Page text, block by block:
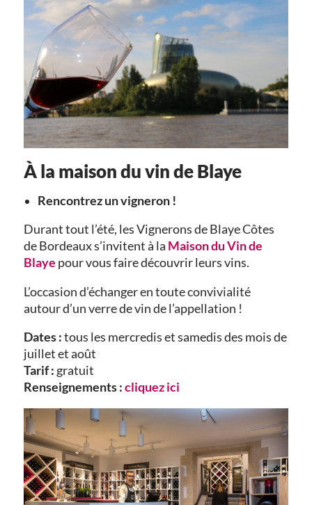
À la maison du vin de Blaye
Rencontrez un vigneron !
Durant tout l’été, les Vignerons de Blaye Côtes
de Bordeaux s’invitent à la Maison du Vin de
Blaye pour vous faire découvrir leurs vins.
L’occasion d’échanger en toute convivialité
autour d’un verre de vin de l’appellation !
Dates :tous les mercredis et samedis des mois de
juillet et août
Tarif :gratuit
Renseignements :cliquez ici